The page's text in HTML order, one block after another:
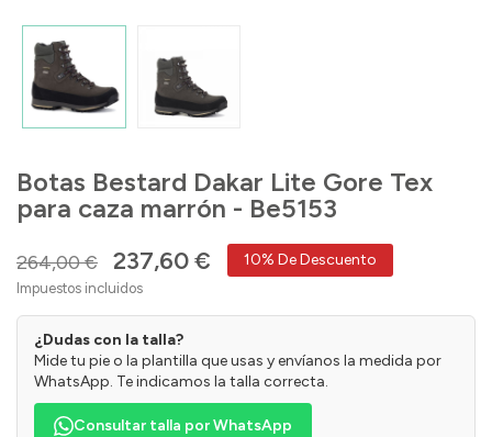
Botas Bestard Dakar Lite Gore Tex
para caza marrón - Be5153
264,00 € 237,60 € 10% De Descuento
Impuestos incluidos
¿Dudas con la talla?
Mide tu pie o la plantilla que usas y envíanos la medida por
WhatsApp. Te indicamos la talla correcta.
Consultar talla por WhatsApp